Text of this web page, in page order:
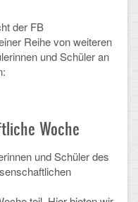
der FB
Reihe von weiteren
und Schüler an
Woche
und Schülerdes